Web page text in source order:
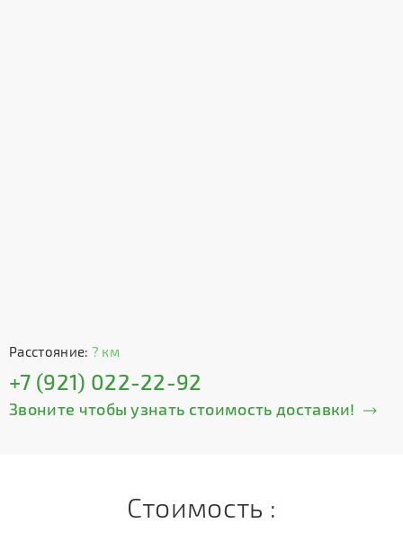
Расстояние: ? км
+7 (921) 022-22-92
Звоните чтобы узнать стоимость доставки!
Стоимость :